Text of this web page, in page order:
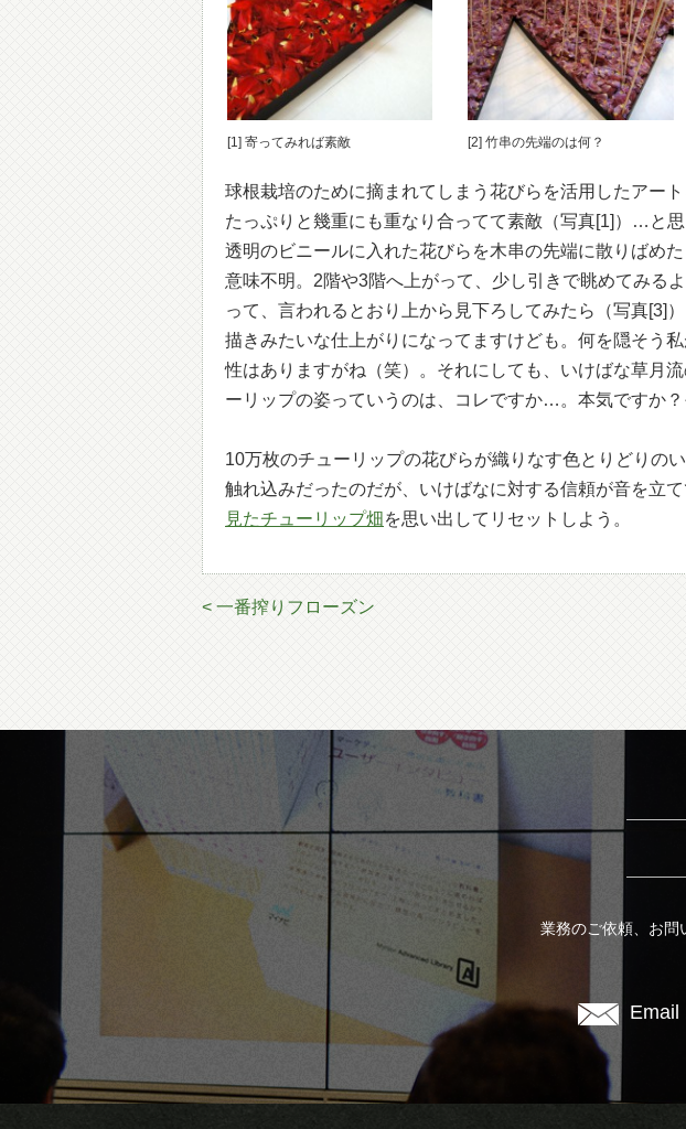
[1] 寄ってみれば素敵 [2] 竹串の先端のは何？
球根栽培のために摘まれてしまう花びらを活用したアー
たっぷりと幾重にも重なり合ってて素敵（写真[1]）…と
透明のビニールに入れた花びらを木串の先端に散りばめ
意味不明。2階や3階へ上がって、少し引きで眺めてみる
って、言われるとおり上から見下ろしてみたら（写真[3]
描きみたいな仕上がりになってますけども。何を隠そう
性はありますがね（笑）。それにしても、いけばな草月
ーリップの姿っていうのは、コレですか…。本気ですか
10万枚のチューリップの花びらが織りなす色とりどりの
触れ込みだったのだが、いけばなに対する信頼が音を立て
見たチューリップ畑 を思い出してリセットしよう。
< 一番搾りフローズン
業務のご依頼、お問
Email